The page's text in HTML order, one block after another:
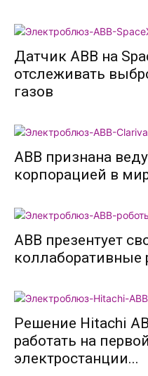
Датчик ABB на
отслеживать
газов
ABB признана
корпорацией в
ABB презентует
коллаборативные
Решение Hitachi
работать на
электростанции...